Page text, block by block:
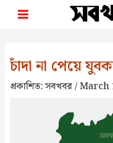
Skip
চাঁদা না পেয়ে
প্রকাশিত:সবখবর/March